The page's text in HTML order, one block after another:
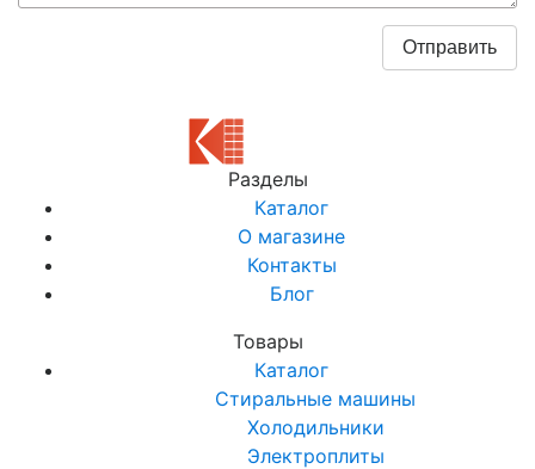
Разделы
Каталог
О магазине
Контакты
Блог
Товары
Каталог
Стиральные машины
Холодильники
Электроплиты